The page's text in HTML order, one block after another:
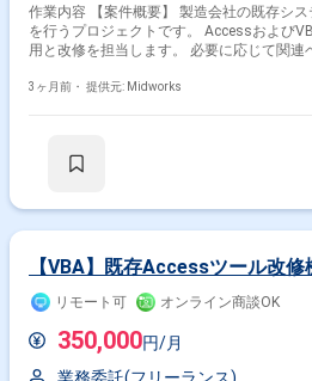
作業内容 【案件概要】 製造会社の既存システムの保守運用、改修、解析
を行うプロジェクトです。 AccessおよびVBAを用いてシステムの保守運
用と改修を担当します。 必要に応じて関連ベンダーとの打ち合わせに参加
タモデル設計も行います。 【作業内容】 ・Access、VBAを用いたシステ
データ一元化に向けた準備作業
3ヶ月前・ 提供元: Midworks
【VBA】既存Accessツール改
リモート可 オンライン商談OK
350,000円/月
業務委託(フリーランス)